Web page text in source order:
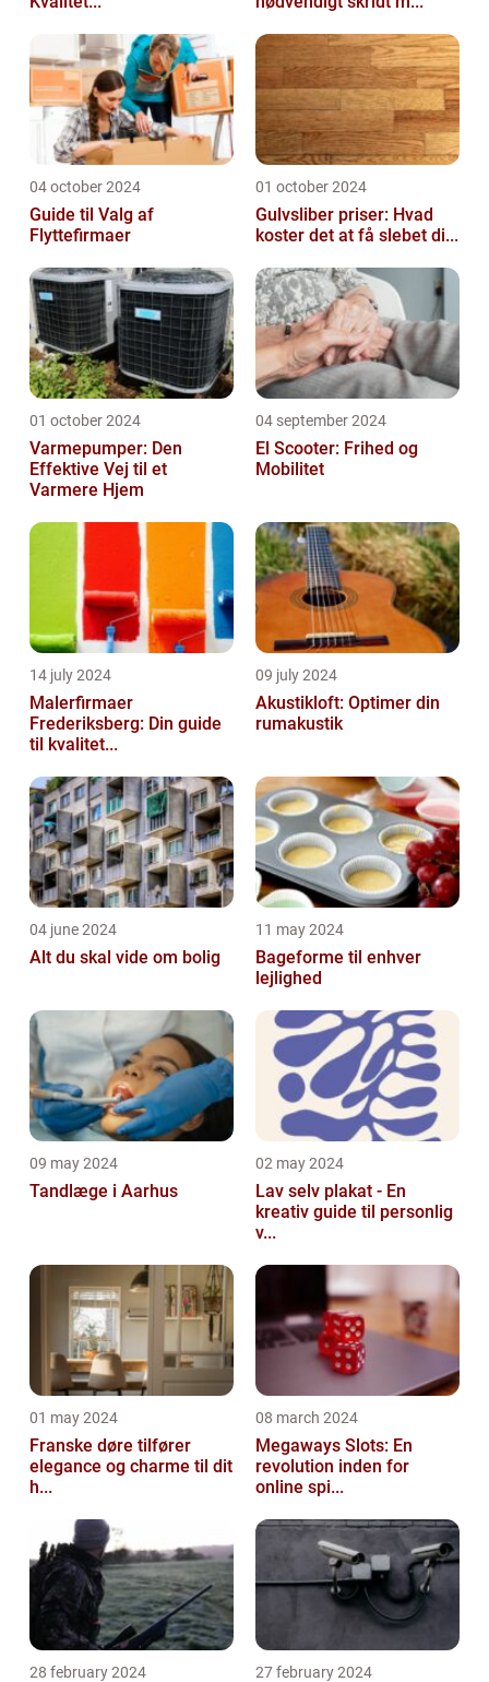
04 october 2024
Guide til Valg af
Flyttefirmaer
01 october 2024
Gulvsliber priser: Hvad
koster det at få slebet di...
01 october 2024
Varmepumper: Den
Effektive Vej til et
Varmere Hjem
04 september 2024
El Scooter: Frihed og
Mobilitet
14 july 2024
Malerfirmaer
Frederiksberg: Din guide
til kvalitet...
09 july 2024
Akustikloft: Optimer din
rumakustik
04 june 2024
Alt du skal vide om bolig
11 may 2024
Bageforme til enhver
lejlighed
09 may 2024
Tandlæge i Aarhus
02 may 2024
Lav selv plakat - En
kreativ guide til personlig
v...
01 may 2024
Franske døre tilfører
elegance og charme til dit
h...
08 march 2024
Megaways Slots: En
revolution inden for
online spi...
28 february 2024 27 february 2024